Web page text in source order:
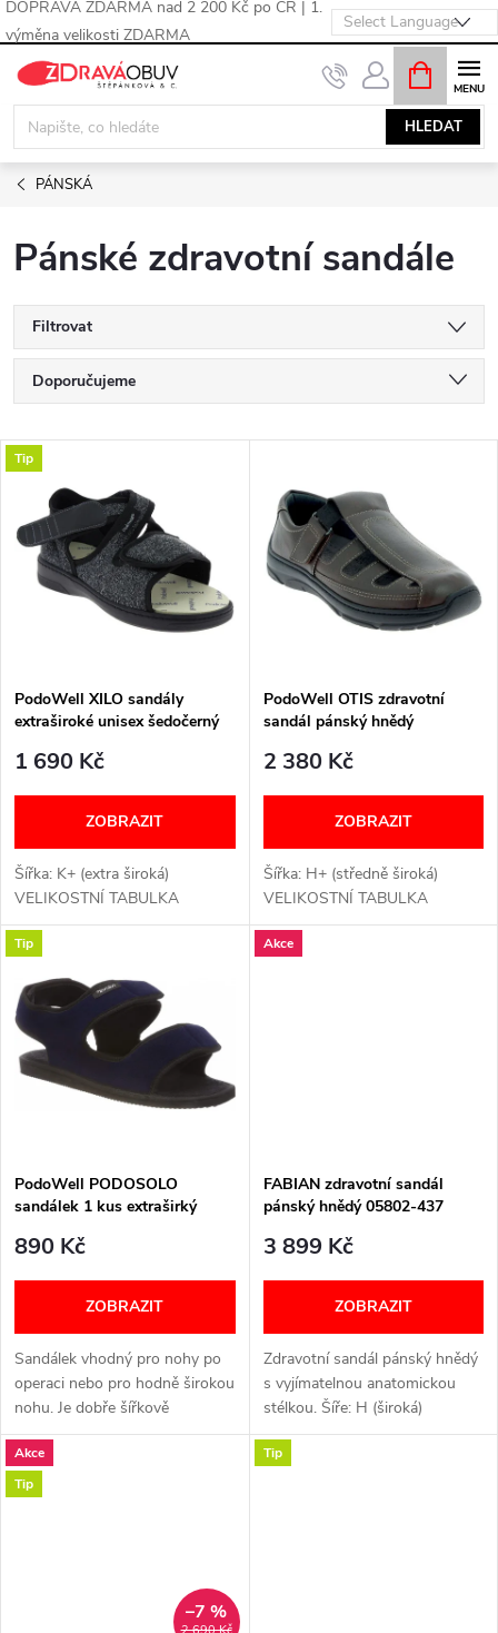
DOPRAVA ZDARMA nad 2 200 Kč po ČR | 1.
výměna velikosti ZDARMA
Přejít
obsah
HLEDAT
NÁKUPNÍ
KOŠÍK
PÁNSKÁ
Pánské zdravotní sandále
Filtrovat
Ř
a
e
p
r
d
u
k
t
Doporučujeme
Nejdražší
Nejprodávanější
Abecedně
V
ý
p
s
p
r
o
d
u
k
t
Tip
PodoWell XILO sandály
extraširoké unisex šedočerný
1 690 Kč
ZOBRAZIT
Šířka: K+ (extra široká)
VELIKOSTNÍ TABULKA
PodoWell OTIS zdravotní
sandál pánský hnědý
2 380 Kč
ZOBRAZIT
Šířka: H+ (středně široká)
VELIKOSTNÍ TABULKA
Tip
PodoWell PODOSOLO
sandálek 1 kus extraširký
modrá
890 Kč
ZOBRAZIT
Sandálek vhodný pro nohy po
operaci nebo pro hodně širokou
nohu. Je dobře šířkově
stavitelný díky dlouhým
páskům na suchý zip. POZOR
!!! NENÍ TO PÁR !!! V BALENÍ JE
Akce
FABIAN zdravotní sandál
pánský hnědý 05802-437
3 899 Kč
ZOBRAZIT
Zdravotní sandál pánský hnědý
s vyjímatelnou anatomickou
stélkou. Šíře: H (široká)
VELIKOSTNÍ TABULKA
Akce
Tip
–7 %
Tip